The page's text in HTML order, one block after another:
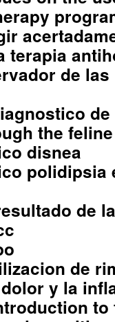
terapia
de
the
disnea
polidipsia
de
de
y la